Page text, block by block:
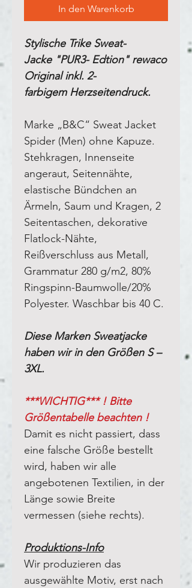
In den Warenkorb
Stylische Trike Sweat-
Jacke "PUR3- Edtion" rewaco
Original inkl. 2-
farbigem Herzseitendruck.
Marke „B&C“ Sweat Jacket
Spider (Men) ohne Kapuze.
Stehkragen, Innenseite
angeraut, Seitennähte,
elastische Bündchen an
Ärmeln, Saum und Kragen, 2
Seitentaschen, dekorative
Flatlock-Nähte,
Reißverschluss aus Metall,
Grammatur 280 g/m2, 80%
Ringspinn-Baumwolle/20%
Polyester. Waschbar bis 40 C.
Diese Marken Sweatjacke
haben wir in den Größen S –
3XL.
***WICHTIG*** ! Bitte
Größentabelle beachten !
Damit es nicht passiert, dass
eine falsche Größe bestellt
wird, haben wir alle
angebotenen Textilien, in der
Länge sowie Breite
vermessen (siehe rechts).
Produktions-Info
Wir produzieren das
ausgewählte Motiv, erst nach